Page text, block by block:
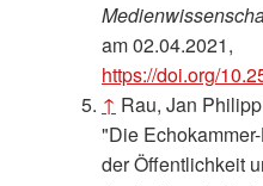
am 02.04.2021,
https://doi.org/
↑ Rau, Jan
"Die
der Öffentlichkeit